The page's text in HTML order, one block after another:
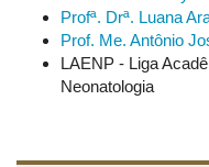
Minicurso 9:
nascido: Shantala e
Profª. Drª. Luana
Prof. Me. Antônio
LAENP - Liga
Neonatologia